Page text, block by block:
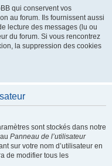
qui conservent vos
au forum. Ils fournissent aussi
lecture des messages (lu ou
du forum. Si vous rencontrez
la suppression des cookies
sont stockés dans notre
Panneau de l’utilisateur
sur votre nom d’utilisateur en
de modifier tous les